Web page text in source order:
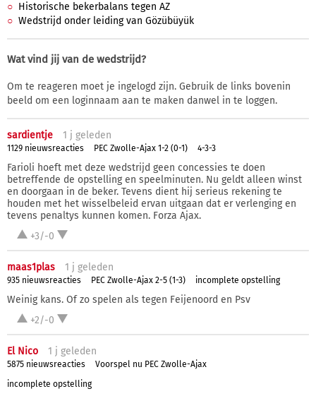
Historische bekerbalans tegen AZ
Wedstrijd onder leiding van Gözübüyük
Wat vind jij van de wedstrijd?
Om te reageren moet je ingelogd zijn. Gebruik de links bovenin
beeld om een loginnaam aan te maken danwel in te loggen.
sardientje 1 j geleden
1129 nieuwsreacties PEC Zwolle-Ajax 1-2 (0-1) 4-3-3
Farioli hoeft met deze wedstrijd geen concessies te doen
betreffende de opstelling en speelminuten. Nu geldt alleen winst
en doorgaan in de beker. Tevens dient hij serieus rekening te
houden met het wisselbeleid ervan uitgaan dat er verlenging en
tevens penaltys kunnen komen. Forza Ajax.
+3/-0
maas1plas 1 j geleden
935 nieuwsreacties PEC Zwolle-Ajax 2-5 (1-3) incomplete opstelling
Weinig kans. Of zo spelen als tegen Feijenoord en Psv
+2/-0
El Nico 1 j geleden
5875 nieuwsreacties
Voorspel nu PEC Zwolle-Ajax
incomplete opstelling